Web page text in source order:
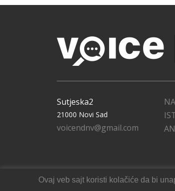
Sutjeska2
21000 Novi Sad
voicendnv@gmail.com
Ovaj veb sajt koristi kolačiće da bi